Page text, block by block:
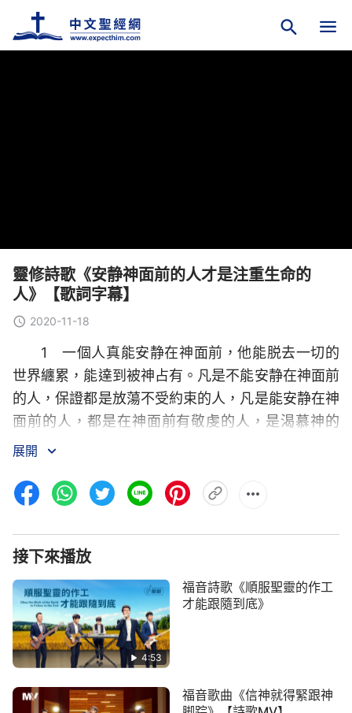
靈修詩歌《安静神面前的人才是注重生命的
人》【歌詞字幕】
2020-11-18
1 一個人真能安静在神面前，他能脱去一切的
世界纏累，能達到被神占有。凡是不能安静在神面前
的人，保證都是放蕩不受約束的人，凡是能安静在神
面前的人，都是在神面前有敬虔的人，是渴慕神的
人。安静在神面前的人，才是注
的人。
在神面前的人，都是貪戀世界的虚浮的人，都是没有
的、作成的都是能安静在神面前的人，所以説，安静
在神面前的人是蒙大福的人，是蒙大福的人。
3 一天吃喝神話時間很少，盡忙外面事務，盡
人，没有發展前途。能安静在神面前與神有真實的交
展開
接下來播放
4:53
福音詩歌《順服聖靈的作工
才能跟隨到底》
福音歌曲《信神就得緊跟神